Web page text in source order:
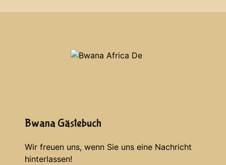
Bwana Gästebuch
Wir freuen uns, wenn Sie uns eine Nachricht
hinterlassen!